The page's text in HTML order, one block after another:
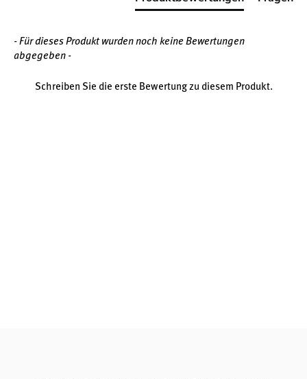
bewusst ihre Ernährung ergänzen und dabei auf bewährte
durchdacht und alltagstauglich formuliert.
- Für dieses Produkt wurden noch keine Bewertungen
abgegeben -
Schreiben Sie die erste Bewertung zu diesem Produkt.